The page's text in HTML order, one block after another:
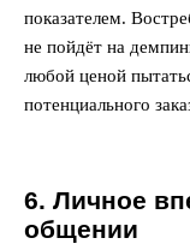
показателем.
не пойдёт на
любой ценой
потенциального
6. Личное
общении